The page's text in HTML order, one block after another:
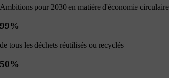
Ambitions pour 2030 en matière d'économie circulaire
99%
de tous les déchets réutilisés ou recyclés
50%